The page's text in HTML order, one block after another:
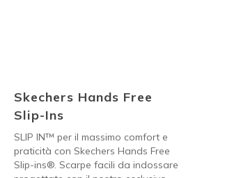
Skechers Hands Free
Slip-Ins
SLIP IN™ per il massimo comfort e
praticità con Skechers Hands Free
Slip-ins®. Scarpe facili da indossare